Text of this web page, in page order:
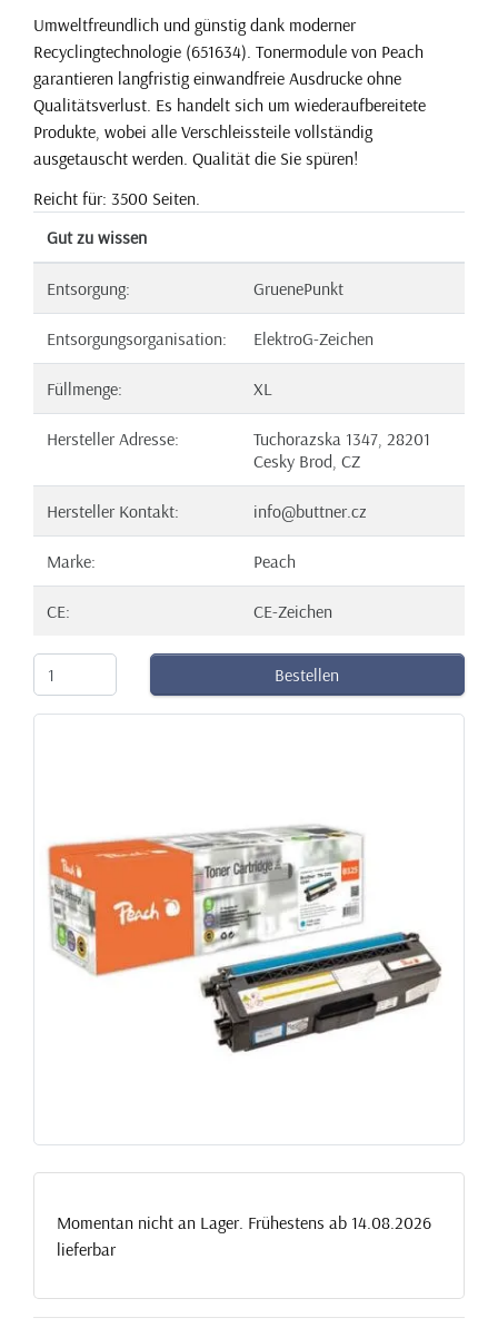
Umweltfreundlich und günstig dank moderner
Recyclingtechnologie (651634). Tonermodule von Peach
garantieren langfristig einwandfreie Ausdrucke ohne
Qualitätsverlust. Es handelt sich um wiederaufbereitete
Produkte, wobei alle Verschleissteile vollständig
ausgetauscht werden. Qualität die Sie spüren!
Reicht für: 3500 Seiten.
Gut zu wissen
Entsorgung: GruenePunkt
Entsorgungsorganisation: ElektroG-Zeichen
Füllmenge: XL
Hersteller Adresse:
Tuchorazska 1347, 28201
Cesky Brod, CZ
Hersteller Kontakt: info@buttner.cz
Marke: Peach
CE: CE-Zeichen
Bestellen
Momentan nicht an Lager. Frühestens ab 14.08.2026
lieferbar